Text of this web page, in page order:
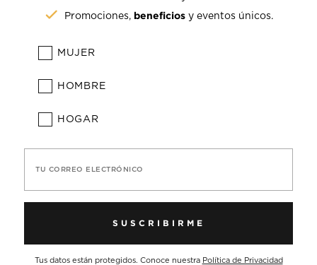
Promociones, beneficios y eventos únicos.
MUJER
HOMBRE
HOGAR
TU CORREO ELECTRÓNICO
SUSCRIBIRME
Tus datos están protegidos. Conoce nuestra Política de Privacidad